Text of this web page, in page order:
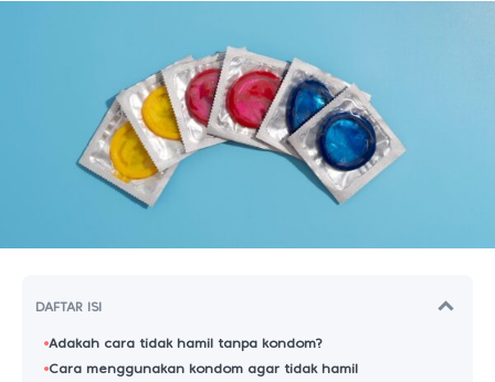
DAFTAR ISI
Adakah cara tidak hamil tanpa kondom?
Cara menggunakan kondom agar tidak hamil